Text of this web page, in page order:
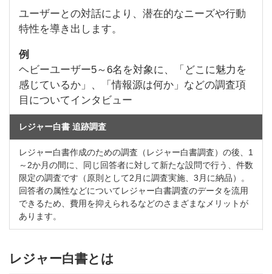
ユーザーとの対話により、潜在的なニーズや行動
特性を導き出します。
例
ヘビーユーザー5～6名を対象に、「どこに魅力を
感じているか」、「情報源は何か」などの調査項
目についてインタビュー
レジャー白書 追跡調査
レジャー白書作成のための調査（レジャー白書調査）の後、1
～2か月の間に、同じ回答者に対して新たな設問で行う、件数
限定の調査です（原則として2月に調査実施、3月に納品）。
回答者の属性などについてレジャー白書調査のデータを流用
できるため、費用を抑えられるなどのさまざまなメリットが
あります。
レジャー白書とは